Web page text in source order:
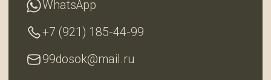
Разработка сайта
2025 © 99ДОСОК